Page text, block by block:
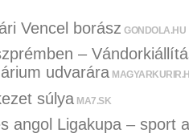
Vencel borász GONDOLA.HU
–
udvarára
súlya MA7.SK
angol Ligakupa – sport a